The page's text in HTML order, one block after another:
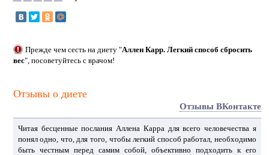
Прежде чем сесть на диету "Аллен Карр. Легкий способ сбросить
вес", посоветуйтесь с врачом!
Отзывы о диете
Отзывы ВКонтакте
Читая бесценные послания Аллена Карра для всего человечества я
понял одно, что, для того, чтобы легкий способ работал, необходимо
быть честным перед самим собой, объективно подходить к его